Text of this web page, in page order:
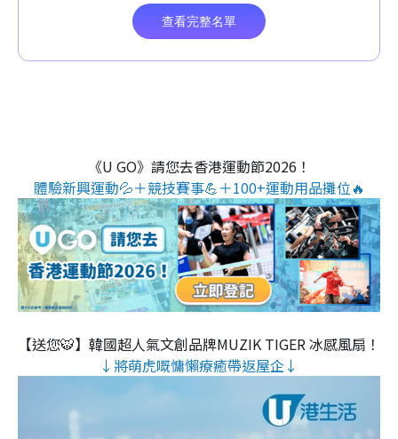
《U GO》請您去香港運動節2026！
體驗新興運動💦＋競技賽事💪＋100+運動用品攤位🔥
【送您🐯】韓國超人氣文創品牌MUZIK TIGER 冰感風扇！
↓將萌虎嘅慵懶療癒帶返屋企↓